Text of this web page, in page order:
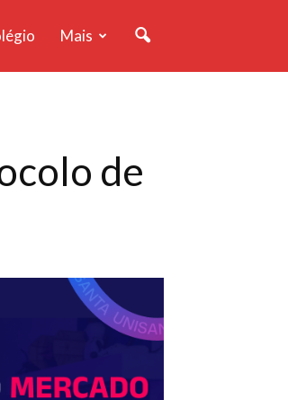
Mais
de